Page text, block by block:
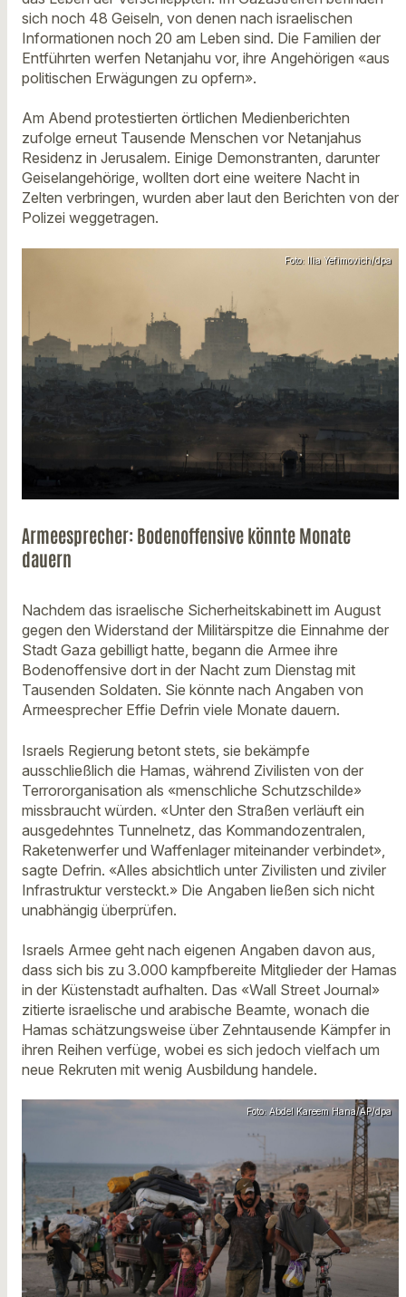
sich noch 48 Geiseln, von denen nach israelischen
Informationen noch 20 am Leben sind. Die Familien der
Entführten werfen Netanjahu vor, ihre Angehörigen «aus
politischen Erwägungen zu opfern».
Am Abend protestierten örtlichen Medienberichten
zufolge erneut Tausende Menschen vor Netanjahus
Residenz in Jerusalem. Einige Demonstranten, darunter
Geiselangehörige, wollten dort eine weitere Nacht in
Zelten verbringen, wurden aber laut den Berichten von der
Polizei weggetragen.
Foto: Ilia Yefimovich/dpa
Armeesprecher: Bodenoffensive könnte Monate
dauern
Nachdem das israelische Sicherheitskabinett im August
gegen den Widerstand der Militärspitze die Einnahme der
Stadt Gaza gebilligt hatte, begann die Armee ihre
Bodenoffensive dort in der Nacht zum Dienstag mit
Tausenden Soldaten. Sie könnte nach Angaben von
Armeesprecher Effie Defrin viele Monate dauern.
Israels Regierung betont stets, sie bekämpfe
ausschließlich die Hamas, während Zivilisten von der
Terrororganisation als «menschliche Schutzschilde»
missbraucht würden. «Unter den Straßen verläuft ein
ausgedehntes Tunnelnetz, das Kommandozentralen,
Raketenwerfer und Waffenlager miteinander verbindet»,
sagte Defrin. «Alles absichtlich unter Zivilisten und ziviler
Infrastruktur versteckt.» Die Angaben ließen sich nicht
unabhängig überprüfen.
Israels Armee geht nach eigenen Angaben davon aus,
dass sich bis zu 3.000 kampfbereite Mitglieder der Hamas
in der Küstenstadt aufhalten. Das «Wall Street Journal»
zitierte israelische und arabische Beamte, wonach die
Hamas schätzungsweise über Zehntausende Kämpfer in
ihren Reihen verfüge, wobei es sich jedoch vielfach um
neue Rekruten mit wenig Ausbildung handele.
Foto: Abdel Kareem Hana/AP/dpa